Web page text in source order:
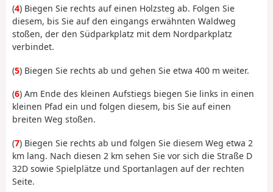
(4) Biegen Sie rechts auf einen Holzsteg ab. Folgen Sie
diesem, bis Sie auf den eingangs erwähnten Waldweg
stoßen, der den Südparkplatz mit dem Nordparkplatz
verbindet.
(5) Biegen Sie rechts ab und gehen Sie etwa 400 m weiter.
(6) Am Ende des kleinen Aufstiegs biegen Sie links in einen
kleinen Pfad ein und folgen diesem, bis Sie auf einen
breiten Weg stoßen.
(7) Biegen Sie rechts ab und folgen Sie diesem Weg etwa 2
km lang. Nach diesen 2 km sehen Sie vor sich die Straße D
32D sowie Spielplätze und Sportanlagen auf der rechten
Seite.